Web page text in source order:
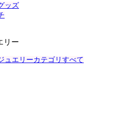
ッズ
リー
ュエリーカテゴリすべて